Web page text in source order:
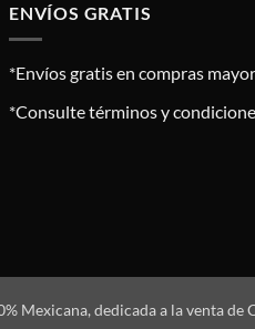
ENVÍOS GRATIS
*Envíos gratis en compras
*Consulte términos y
Mexicana, dedicada a la venta